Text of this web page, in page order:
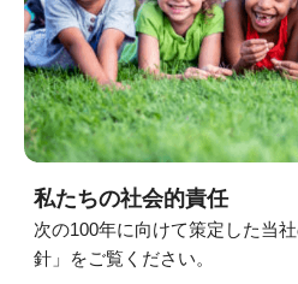
透明性ガイドライン
私たちの社会的責任
次の100年に向けて策定した当
針」をご覧ください。